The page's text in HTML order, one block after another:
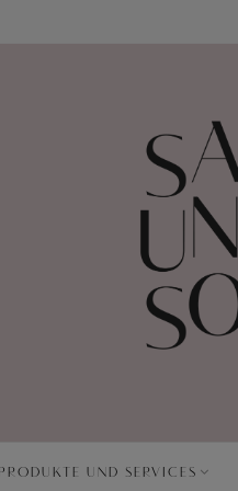
PRODUKTE UND SERVICES